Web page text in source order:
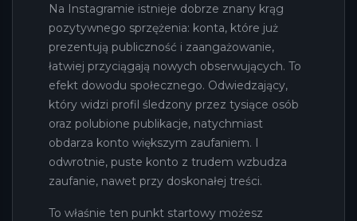
Na Instagramie istnieje dobrze znany krąg
pozytywnego sprzężenia: konta, które już
prezentują publiczność i zaangażowanie,
łatwiej przyciągają nowych obserwujących. To
efekt dowodu społecznego. Odwiedzający,
który widzi profil śledzony przez tysiące osób
oraz polubione publikacje, natychmiast
obdarza konto większym zaufaniem. I
odwrotnie, puste konto z trudem wzbudza
zaufanie, nawet przy doskonałej treści.
To właśnie ten punkt startowy możesz